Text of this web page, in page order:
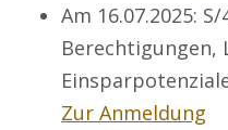
Am 16.07.2025:
Berechtigungen,
Zur Anmeldung